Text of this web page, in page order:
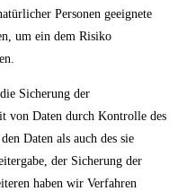
Personen geeignete
um ein dem Risiko
Sicherung der
von Daten durch Kontrolle des
Daten als auch des sie
der Sicherung der
haben wir Verfahren